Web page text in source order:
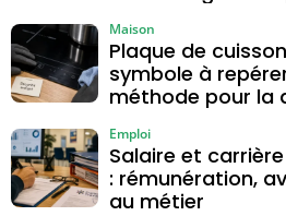
Plaque de
symbole à
méthode pour la
Maison
Salaire et
: rémunération,
au métier
Emploi